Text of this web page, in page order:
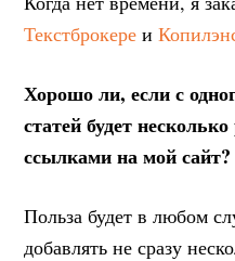
Текстброкере и
Хорошо ли, если с
статей будет
ссылками на мой сайт?
Польза будет в любом
добавлять не сразу